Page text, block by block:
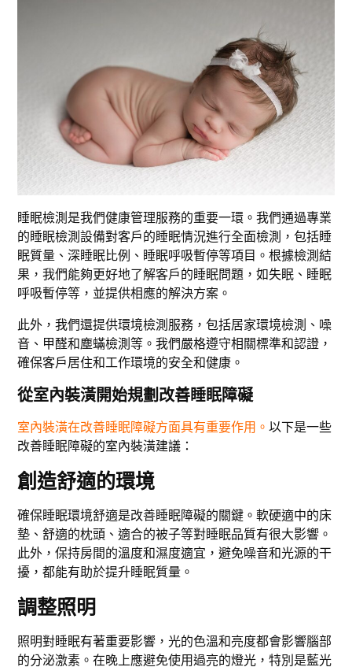
睡眠檢測是我們健康管理服務的重要一環。我們通過專業
的睡眠檢測設備對客戶的睡眠情況進行全面檢測，包括睡
眠質量、深睡眠比例、睡眠呼吸暫停等項目。根據檢測結
果，我們能夠更好地了解客戶的睡眠問題，如失眠、睡眠
呼吸暫停等，並提供相應的解決方案。
此外，我們還提供環境檢測服務，包括居家環境檢測、噪
音、甲醛和塵蟎檢測等。我們嚴格遵守相關標準和認證，
確保客戶居住和工作環境的安全和健康。
從室內裝潢開始規劃改善睡眠障礙
室內裝潢在改善睡眠障礙方面具有重要作用。 以下是一些
改善睡眠障礙的室內裝潢建議：
創造舒適的環境
確保睡眠環境舒適是改善睡眠障礙的關鍵。軟硬適中的床
墊、舒適的枕頭、適合的被子等對睡眠品質有很大影響。
此外，保持房間的溫度和濕度適宜，避免噪音和光源的干
擾，都能有助於提升睡眠質量。
調整照明
照明對睡眠有著重要影響，光的色溫和亮度都會影響腦部
的分泌激素。在晚上應避免使用過亮的燈光，特別是藍光